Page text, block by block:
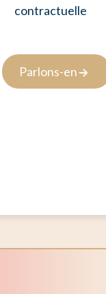
contractuelle
Parlons-en